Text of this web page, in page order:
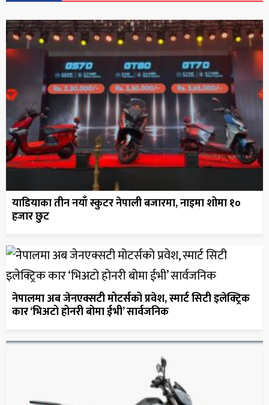
याडियाका तीन नयाँ स्कुटर नेपाली बजारमा, नाइमा शोमा १०
हजार छुट
नेपालमा अब जेनएक्सटी मोटर्सको प्रवेश, स्मार्ट सिटी इलेक्ट्रिक
कार ‘भिअटो होनरी बोमा ईभी’ सार्वजनिक